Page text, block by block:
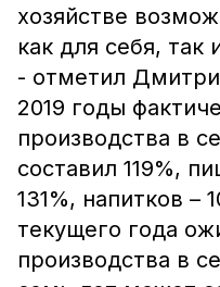
хозяйстве
как для себя, так
- отметил
2019 годы
производства в
составил 119%,
131%, напитков –
текущего года
производства в